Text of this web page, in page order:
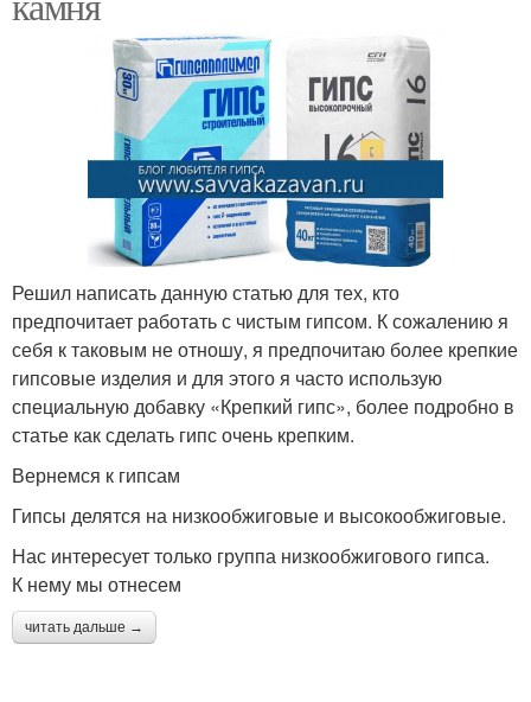
Решил написать данную статью для тех, кто
предпочитает работать с чистым гипсом. К сожалению я
себя к таковым не отношу, я предпочитаю более крепкие
гипсовые изделия и для этого я часто использую
специальную добавку «Крепкий гипс», более подробно в
статье как сделать гипс очень крепким.
Вернемся к гипсам
Гипсы делятся на низкообжиговые и высокообжиговые.
Нас интересует только группа низкообжигового гипса.
К нему мы отнесем
читать дальше →